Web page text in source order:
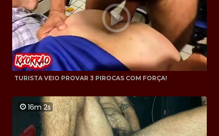
TURISTA VEIO PROVAR 3 PIROCAS COM FORÇA!
16m 2s